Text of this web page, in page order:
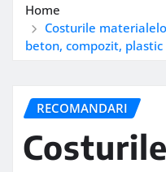
Home
Costurile
beton, compozit, plastic
RECOMANDARI
Costurile